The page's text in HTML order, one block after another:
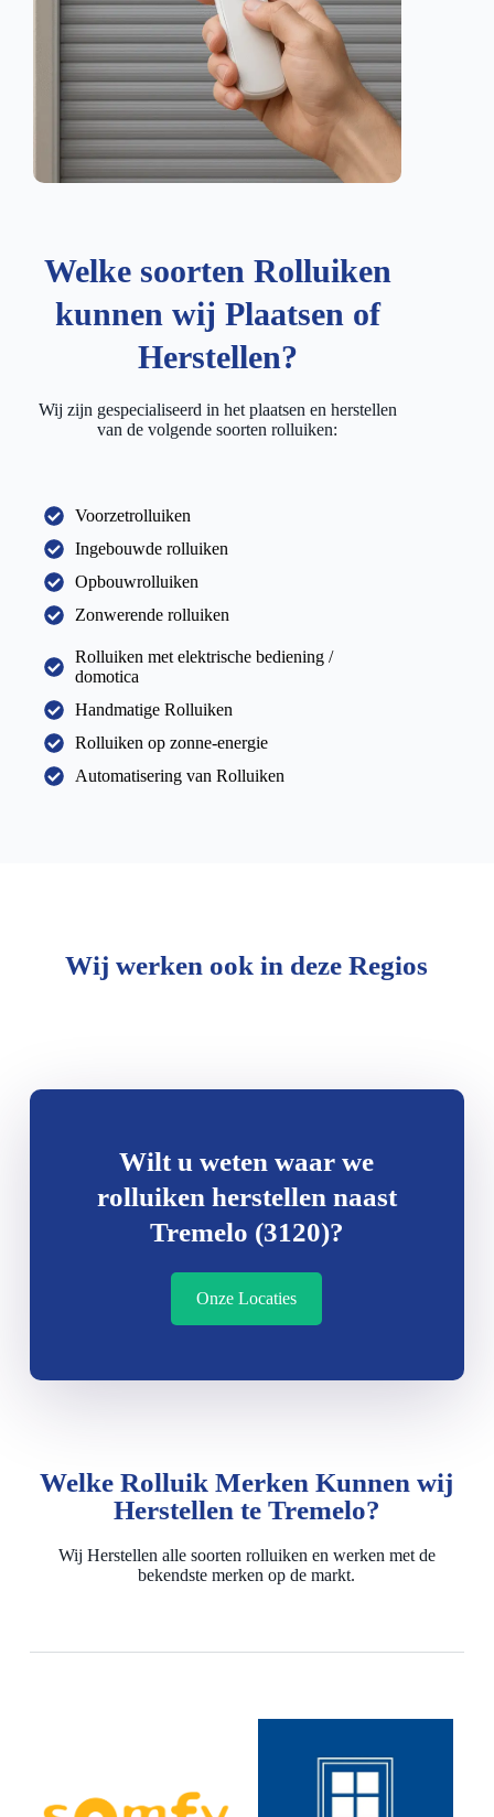
Welke soorten Rolluiken
kunnen wij Plaatsen of
Herstellen?
Wij zijn gespecialiseerd in het plaatsen en herstellen
van de volgende soorten rolluiken:
Voorzetrolluiken
Ingebouwde rolluiken
Opbouwrolluiken
Zonwerende rolluiken
Rolluiken met elektrische bediening /
domotica
Handmatige Rolluiken
Rolluiken op zonne-energie
Automatisering van Rolluiken
Wij werken ook in deze Regios
Wilt u weten waar we
rolluiken herstellen naast
Tremelo (3120)?
Onze Locaties
Welke Rolluik Merken Kunnen wij
Herstellen te Tremelo?
Wij Herstellen alle soorten rolluiken en werken met de
bekendste merken op de markt.